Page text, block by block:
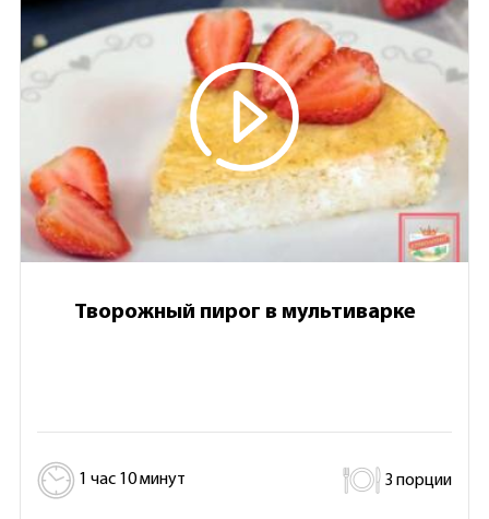
Творожный пирог в мультиварке
1 час 10 минут 3 порции